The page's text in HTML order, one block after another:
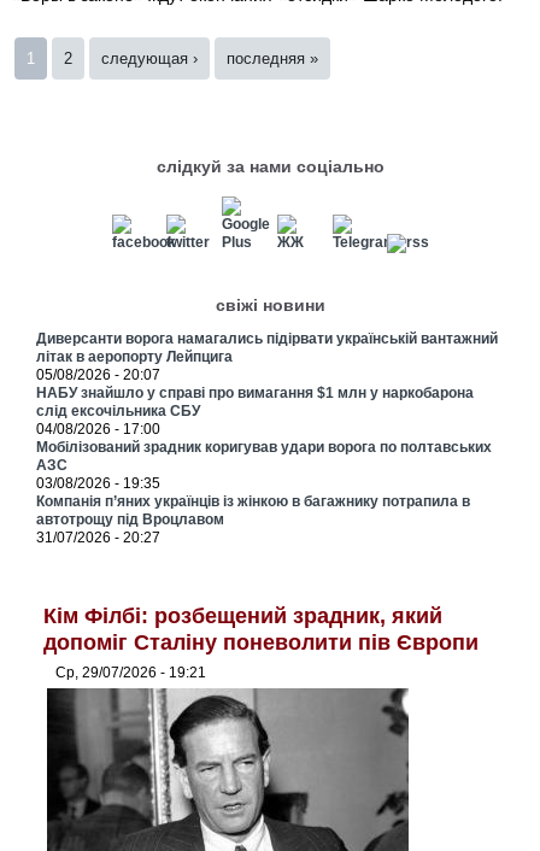
Страницы
1 2 следующая › последняя »
слідкуй за нами соціально
свіжі новини
Диверсанти ворога намагались підірвати українській вантажний
літак в аеропорту Лейпцига
05/08/2026 - 20:07
НАБУ знайшло у справі про вимагання $1 млн у наркобарона
слід ексочільника СБУ
04/08/2026 - 17:00
Мобілізований зрадник коригував удари ворога по полтавських
АЗС
03/08/2026 - 19:35
Компанія п’яних українців із жінкою в багажнику потрапила в
автотрощу під Вроцлавом
31/07/2026 - 20:27
Кім Філбі: розбещений зрадник, який
допоміг Сталіну поневолити пів Європи
Ср, 29/07/2026 - 19:21